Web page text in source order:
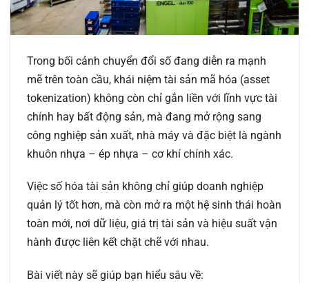
Trong bối cảnh chuyển đổi số đang diễn ra mạnh
mẽ trên toàn cầu, khái niệm tài sản mã hóa (asset
tokenization) không còn chỉ gắn liền với lĩnh vực tài
chính hay bất động sản, mà đang mở rộng sang
công nghiệp sản xuất, nhà máy và đặc biệt là ngành
khuôn nhựa – ép nhựa – cơ khí chính xác.
Việc số hóa tài sản không chỉ giúp doanh nghiệp
quản lý tốt hơn, mà còn mở ra một hệ sinh thái hoàn
toàn mới, nơi dữ liệu, giá trị tài sản và hiệu suất vận
hành được liên kết chặt chẽ với nhau.
Bài viết này sẽ giúp bạn hiểu sâu về: